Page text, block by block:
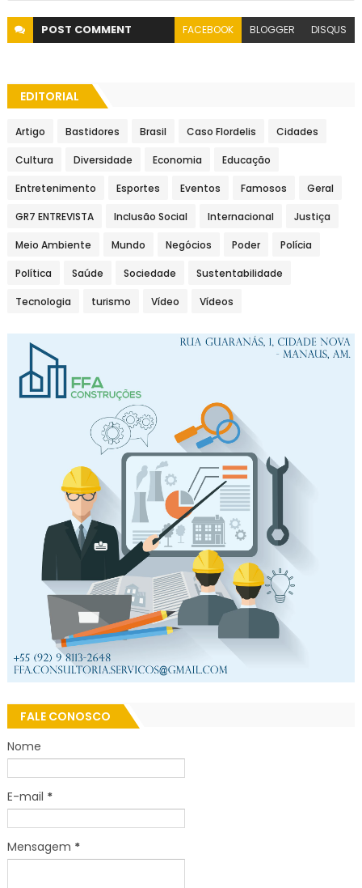
POST COMMENT FACEBOOK BLOGGER DISQUS
EDITORIAL
Artigo Bastidores Brasil Caso Flordelis Cidades
Cultura Diversidade Economia Educação
Entretenimento Esportes Eventos Famosos Geral
GR7 ENTREVISTA Inclusão Social Internacional Justiça
Meio Ambiente Mundo Negócios Poder Polícia
Política Saúde Sociedade Sustentabilidade
Tecnologia turismo Vídeo Vídeos
FALE CONOSCO
Nome
E-mail *
Mensagem *